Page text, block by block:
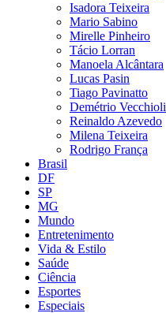
Isadora Teixeira
Mario Sabino
Mirelle Pinheiro
Tácio Lorran
Manoela Alcântara
Lucas Pasin
Tiago Pavinatto
Demétrio Vecchioli
Reinaldo Azevedo
Milena Teixeira
Rodrigo França
Brasil
DF
SP
MG
Mundo
Entretenimento
Vida & Estilo
Saúde
Ciência
Esportes
Especiais